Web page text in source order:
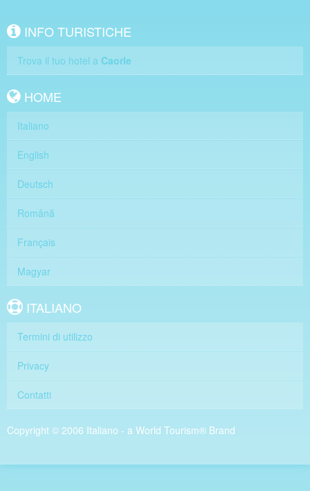
INFO TURISTICHE
Trova il tuo hotel a Caorle
HOME
Italiano
English
Deutsch
Română
Français
Magyar
ITALIANO
Termini di utilizzo
Privacy
Contatti
Copyright © 2006 Italiano - a World Tourism® Brand